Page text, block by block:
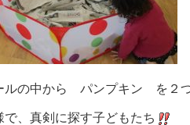
ルの中から パンプキン を２つ
で、真剣に探す子どもたち